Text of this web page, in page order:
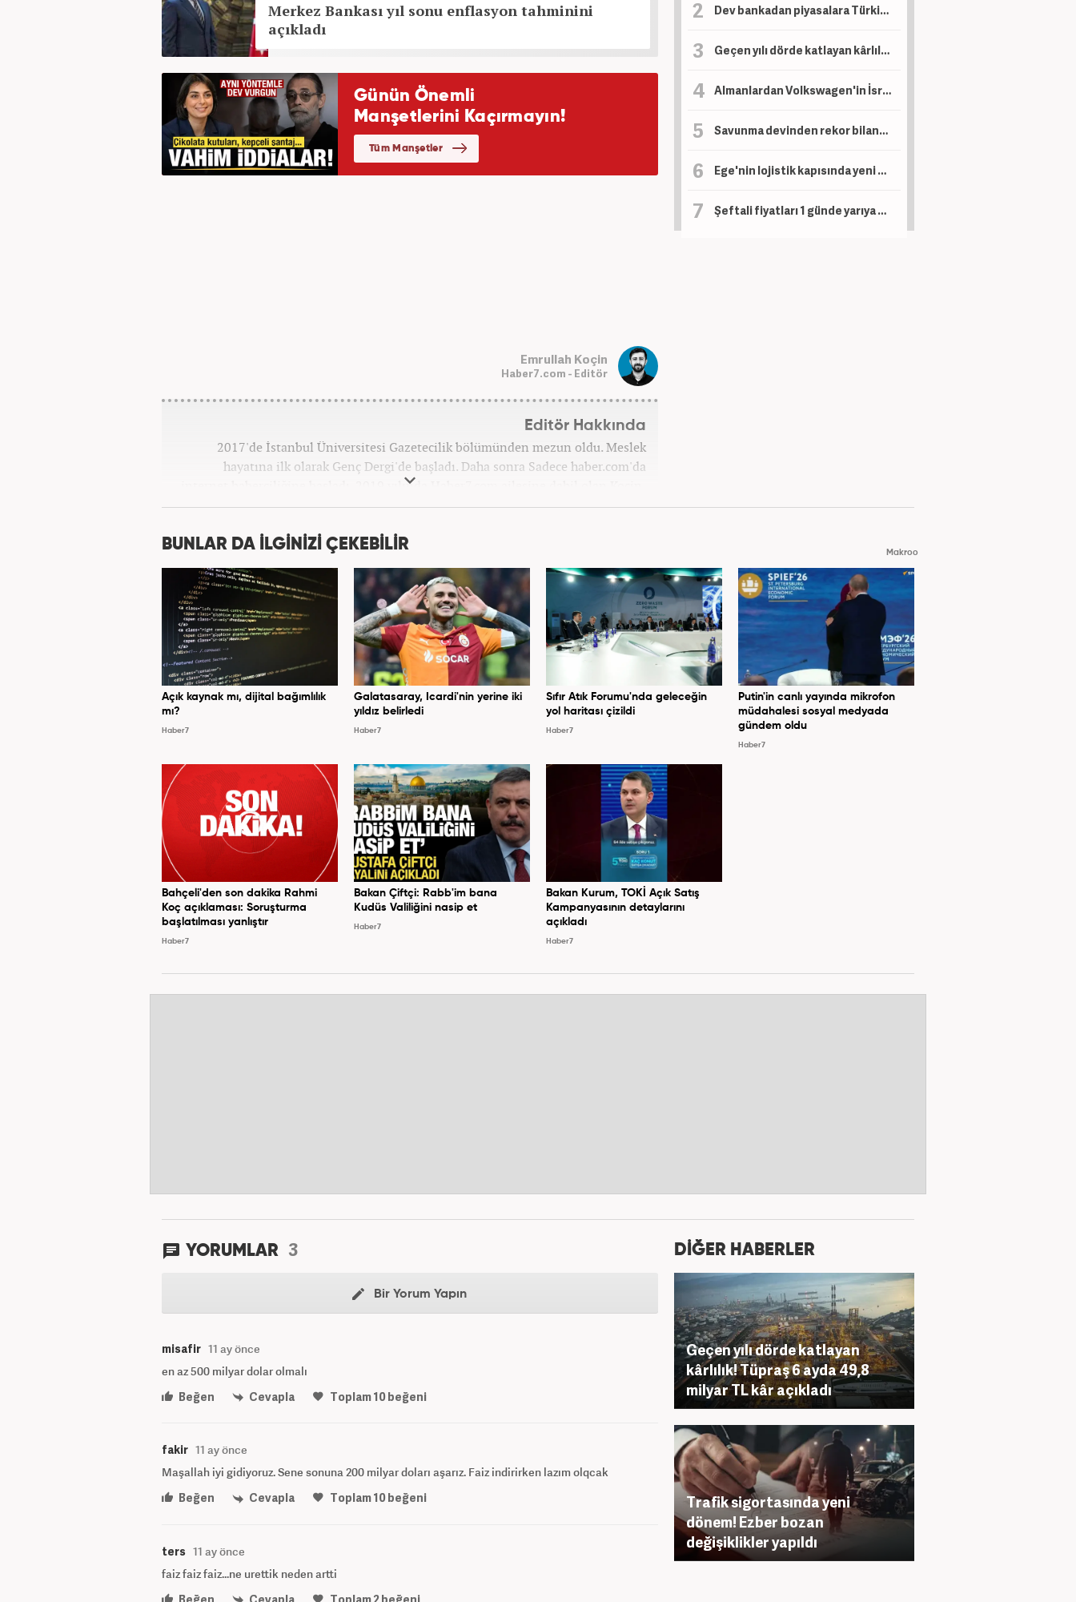
Merkez Bankası yıl sonu enflasyon tahminini
açıkladı
Emrullah Koçin
Haber7.com - Editör
Editör Hakkında
2017'de İstanbul Üniversitesi Gazetecilik bölümünden mezun oldu. Meslek
hayatına ilk olarak Genç Dergi'de başladı. Daha sonra Sadece haber.com'da
internet haberciliğine başladı. 2019 yılında Haber7.com ailesine dahil olan Koçin,
''Ekonomi ve Otomobil Editörü'' olarak meslek hayatına devam etmektedir.
Dev bankadan piyasalara Türkiye mesajı: Yıl sonu faiz indirimi ve tahvil hamlesi gündemde
Geçen yılı dörde katlayan kârlılık! Tüpraş 6 ayda 49,8 milyar TL kâr açıkladı
Almanlardan Volkswagen'in İsrailli Rafael ile üretim planına tepki
Savunma devinden rekor bilanço! 6 aylık net kâr 14,4 milyar lirayı aştı
Ege'nin lojistik kapısında yeni dönem: İzmir Limanı modernizasyonla devleşecek
Şeftali fiyatları 1 günde yarıya düştü
BUNLAR DA İLGİNİZİ ÇEKEBİLİR Makroo
Açık kaynak mı, dijital bağımlılık
mı?
Haber7
Galatasaray, Icardi'nin yerine iki
yıldız belirledi
Haber7
Sıfır Atık Forumu'nda geleceğin
yol haritası çizildi
Haber7
Putin'in canlı yayında mikrofon
müdahalesi sosyal medyada
gündem oldu
Haber7
Bahçeli'den son dakika Rahmi
Koç açıklaması: Soruşturma
başlatılması yanlıştır
Haber7
Bakan Çiftçi: Rabb'im bana
Kudüs Valiliğini nasip et
Haber7
Bakan Kurum, TOKİ Açık Satış
Kampanyasının detaylarını
açıkladı
Haber7
YORUMLAR 3
Bir Yorum Yapın
misafir 11 ay önce
en az 500 milyar dolar olmalı
Beğen
Cevapla Toplam10beğeni
fakir 11 ay önce
Maşallah iyi gidiyoruz. Sene sonuna 200 milyar doları aşarız. Faiz indirirken lazım olqcak
Beğen
Cevapla Toplam10beğeni
ters 11 ay önce
faiz faiz faiz...ne urettik neden artti
DİĞER HABERLER
Geçen yılı dörde katlayan
kârlılık! Tüpraş 6 ayda 49,8
milyar TL kâr açıkladı
Trafik sigortasında yeni
dönem! Ezber bozan
değişiklikler yapıldı